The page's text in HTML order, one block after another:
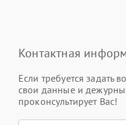
Контактная
Если требуется задать
свои данные и
проконсультирует Вас!